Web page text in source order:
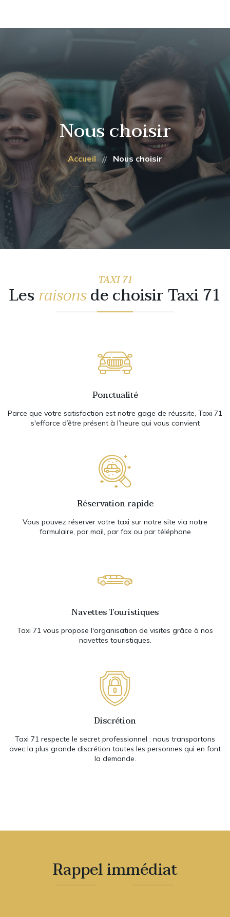
TAXI 71
CHALON > TGV LE
NOS TARIFS
CONTACT
06 28 54 17 61
Nous choisir
Accueil Nous choisir
TAXI 71
Les raisonsde choisir Taxi 71
Ponctualité
Parce que votre satisfaction est notre gage de réussite, Taxi 71
s'efforce d’être présent à l’heure qui vous convient
Réservation rapide
Vous pouvez réserver votre taxi sur notre site via notre
formulaire, par mail, par fax ou par téléphone
Navettes Touristiques
Taxi 71 vous propose l'organisation de visites grâce à nos
navettes touristiques.
Discrétion
Taxi 71 respecte le secret professionnel : nous transportons
avec la plus grande discrétion toutes les personnes qui en font
la demande.
Rappel immédiat